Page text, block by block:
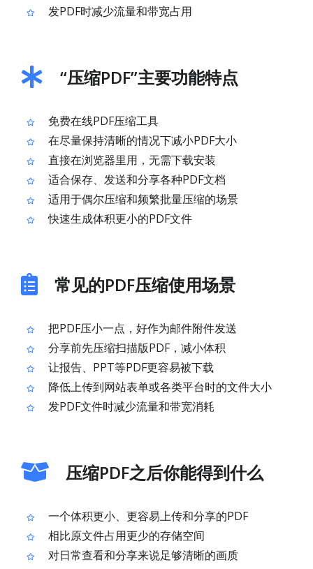
发PDF时减少流量和带宽占用
“压缩PDF”主要功能特点
免费在线PDF压缩工具
在尽量保持清晰的情况下减小PDF大小
直接在浏览器里用，无需下载安装
适合保存、发送和分享各种PDF文档
适用于偶尔压缩和频繁批量压缩的场景
快速生成体积更小的PDF文件
常见的PDF压缩使用场景
把PDF压小一点，好作为邮件附件发送
分享前先压缩扫描版PDF，减小体积
让报告、PPT等PDF更容易被下载
降低上传到网站表单或各类平台时的文件大小
发PDF文件时减少流量和带宽消耗
压缩PDF之后你能得到什么
一个体积更小、更容易上传和分享的PDF
相比原文件占用更少的存储空间
对日常查看和分享来说足够清晰的画质